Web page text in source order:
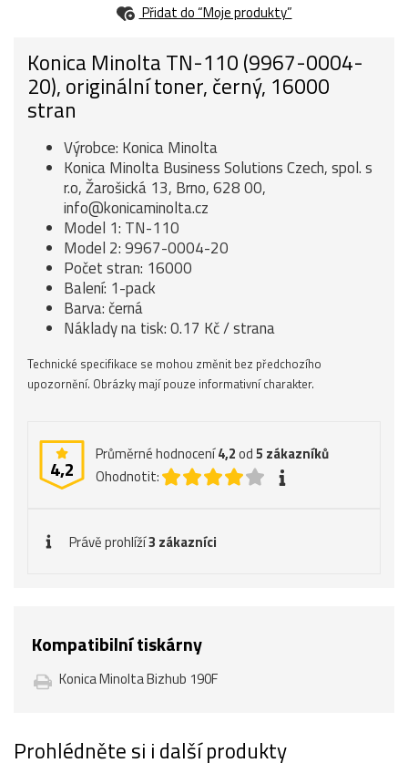
Přidat do “Moje produkty”
Konica Minolta TN-110 (9967-0004-
20), originální toner, černý, 16000
stran
Výrobce: Konica Minolta
Konica Minolta Business Solutions Czech, spol. s
r.o, Žarošická 13, Brno, 628 00,
info@konicaminolta.cz
Model 1: TN-110
Model 2: 9967-0004-20
Počet stran: 16000
Balení: 1-pack
Barva: černá
Náklady na tisk: 0.17 Kč / strana
Technické specifikace se mohou změnit bez předchozího
upozornění. Obrázky mají pouze informativní charakter.
4,2
Průměrné hodnocení4,2od5 zákazníků
Ohodnotit:
Právě prohlíží3 zákazníci
Kompatibilní tiskárny
Konica Minolta Bizhub 190F
Prohlédněte si i další produkty